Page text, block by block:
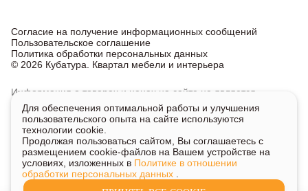
© 2026 Кубатура. Квартал мебели и интерьера
Согласие на получение информационных сообщений
Пользовательское соглашение
Политика обработки персональных данных
Информация о товарах и ценах на сайте не является
публичной офертой, носит исключительно информационный
характер.
Для получения подробной информации о наличии
и стоимости указанных товаров и услуг напишите или
позвоните нам.
Для обеспечения оптимальной работы и улучшения
пользовательского опыта на сайте используются
технологии cookie.
Продолжая пользоваться сайтом, Вы соглашаетесь с
размещением cookie-файлов на Вашем устройстве на
условиях, изложенных в Политике в отношении
обработки персональных данных